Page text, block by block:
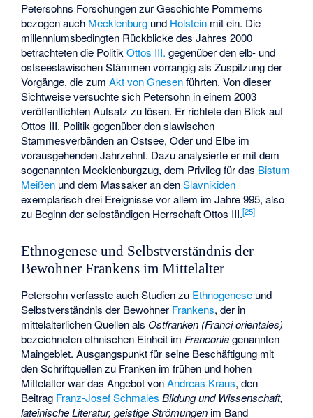
Petersohns Forschungen zur Geschichte Pommerns
bezogen auch Mecklenburg und Holstein mit ein. Die
millenniumsbedingten Rückblicke des Jahres 2000
betrachteten die PolitikOttos III. gegenüber den elb- und
ostseeslawischen Stämmen vorrangig als Zuspitzung der
Vorgänge, die zumAkt von Gnesenführten. Von dieser
Sichtweise versuchte sich Petersohn in einem 2003
veröffentlichten Aufsatz zu lösen. Er richtete den Blick auf
Ottos III. Politik gegenüber den slawischen
Stammesverbänden an Ostsee, Oder und Elbe im
vorausgehenden Jahrzehnt. Dazu analysierte er mit dem
sogenannten Mecklenburgzug, dem Privileg für das Bistum
Meißen und dem Massaker an denSlavnikiden
exemplarisch drei Ereignisse vor allem im Jahre 995, also
zu Beginn der selbständigen Herrschaft Ottos III.[25]
Ethnogenese und Selbstverständnis der
Bewohner Frankens im Mittelalter
Petersohn verfasste auch Studien zu Ethnogenese und
Selbstverständnis der Bewohner Frankens, der in
mittelalterlichen Quellen alsOstfranken (Franci orientales)
bezeichneten ethnischen Einheit im Franconiagenannten
Maingebiet. Ausgangspunkt für seine Beschäftigung mit
den Schriftquellen zu Franken im frühen und hohen
Mittelalter war das Angebot vonAndreas Kraus, den
Beitrag Franz-Josef Schmales Bildung und Wissenschaft,
lateinische Literatur, geistige Strömungen im Band